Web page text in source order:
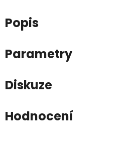
Popis
Parametry
Diskuze
Hodnocení